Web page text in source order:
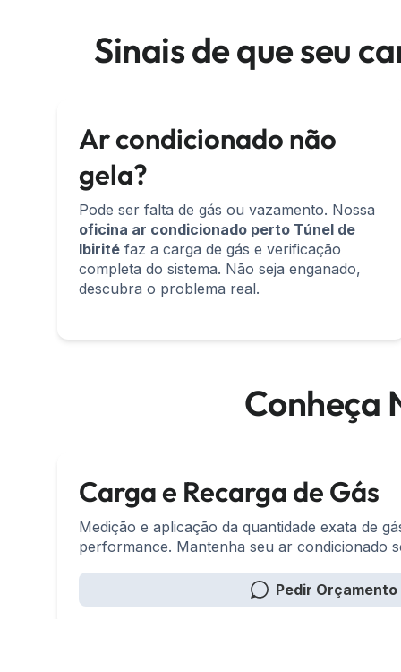
Sinais de que seu
Ar condicionado não
gela?
Pode ser falta de gás ou vazamento. Nossa
oficina ar condicionado perto Túnel de
Ibirité faz a carga de gás e verificação
completa do sistema. Não seja enganado,
descubra o problema real.
Conheça
Carga e Recarga de Gás
Medição e aplicação da quantidade exata de
performance. Mantenha seu ar condicionado
Pedir Orçamento